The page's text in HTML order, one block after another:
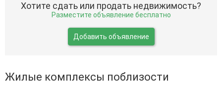
Хотите сдать или продать недвижимость?
Разместите объявление бесплатно
Добавить объявление
Жилые комплексы поблизости